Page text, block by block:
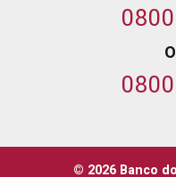
© 2026 Banco